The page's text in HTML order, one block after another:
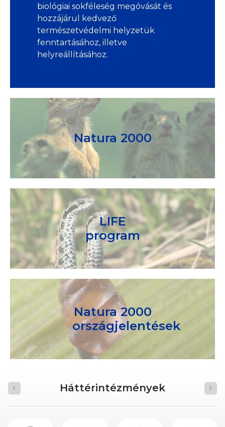
biológiai sokféleség megóvását és
hozzájárul kedvező
természetvédelmi helyzetük
fenntartásához, illetve
helyreállításához.
Natura 2000
LIFE
program
Natura 2000
országjelentések
Háttérintézmények